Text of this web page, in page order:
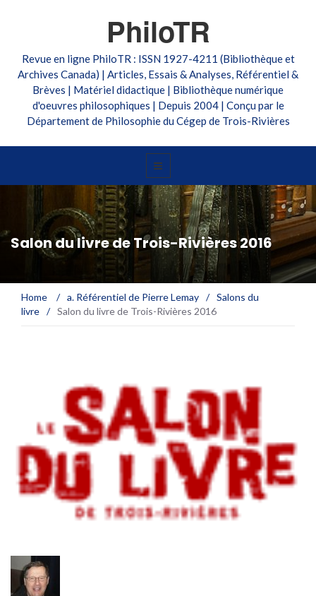
PhiloTR
Revue en ligne PhiloTR : ISSN 1927-4211 (Bibliothèque et
Archives Canada) | Articles, Essais & Analyses, Référentiel &
Brèves | Matériel didactique | Bibliothèque numérique
d'oeuvres philosophiques | Depuis 2004 | Conçu par le
Département de Philosophie du Cégep de Trois-Rivières
Salon du livre de Trois-Rivières 2016
Home / a. Référentiel de Pierre Lemay / Salons du
livre / Salon du livre de Trois-Rivières 2016